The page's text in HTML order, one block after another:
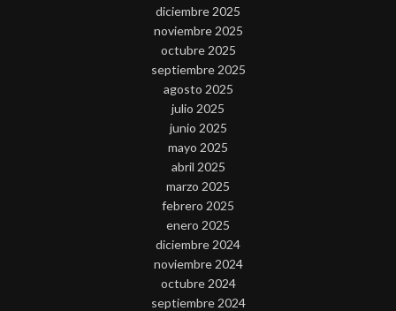
diciembre 2025
noviembre 2025
octubre 2025
septiembre 2025
agosto 2025
julio 2025
junio 2025
mayo 2025
abril 2025
marzo 2025
febrero 2025
enero 2025
diciembre 2024
noviembre 2024
octubre 2024
septiembre 2024